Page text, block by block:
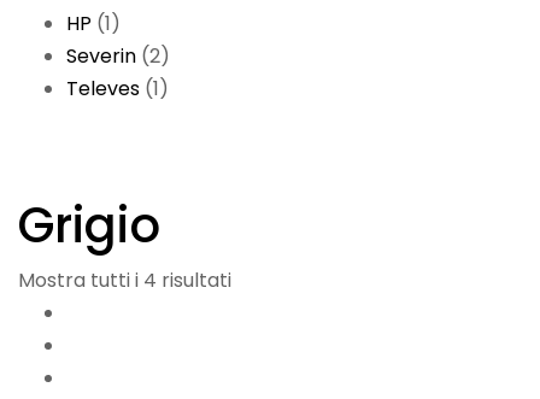
HP (1)
Severin (2)
Televes (1)
Grigio
Mostra tutti i 4 risultati